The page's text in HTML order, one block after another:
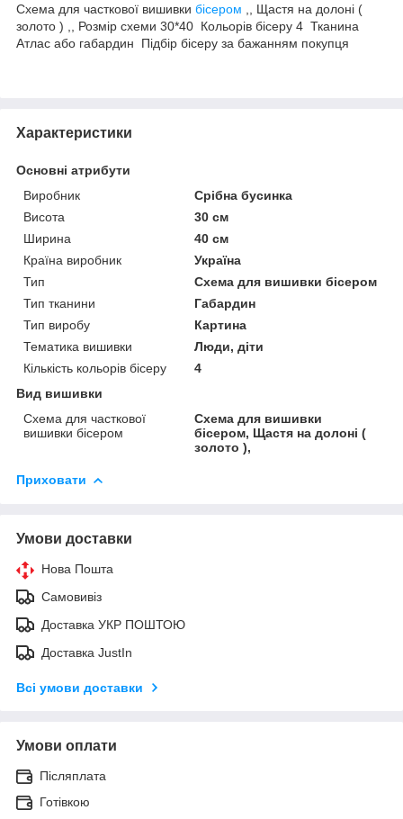
Схема для часткової вишивки бісером ,, Щастя на долоні (
золото ) ,, Розмір схеми 30*40 Кольорів бісеру 4 Тканина
Атлас або габардин Підбір бісеру за бажанням покупця
Характеристики
Основні атрибути
Виробник
Срібна бусинка
Висота
30 см
Ширина
40 см
Країна виробник
Україна
Тип
Схема для вишивки бісером
Тип тканини
Габардин
Тип виробу
Картина
Тематика вишивки
Люди, діти
Кількість кольорів бісеру
4
Вид вишивки
Схема для часткової
вишивки бісером
Схема для вишивки
бісером, Щастя на долоні (
золото ),
Приховати
Умови доставки
Нова Пошта
Самовивіз
Доставка УКР ПОШТОЮ
Доставка JustIn
Всі умови доставки
Умови оплати
Післяплата
Готівкою